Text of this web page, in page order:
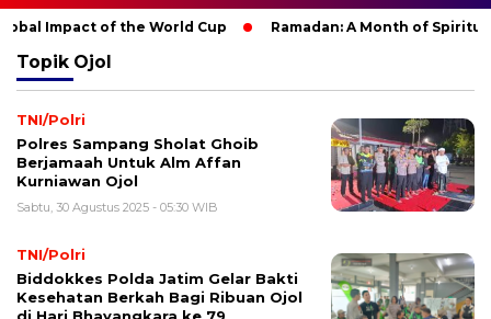
Impact of the World Cup Ramadan: A Month of
Topik Ojol
TNI/Polri
Polres Sampang Sholat Ghoib
Berjamaah Untuk Alm Affan
Kurniawan Ojol
Sabtu, 30 Agustus 2025 - 05:30 WIB
TNI/Polri
Biddokkes Polda Jatim Gelar Bakti
Kesehatan Berkah Bagi Ribuan Ojol